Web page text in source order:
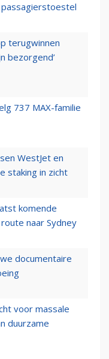
terugwinnen
bezorgend’
737 MAX-familie
WestJet en
staking in zicht
komende
naar Sydney
documentaire
voor massale
duurzame